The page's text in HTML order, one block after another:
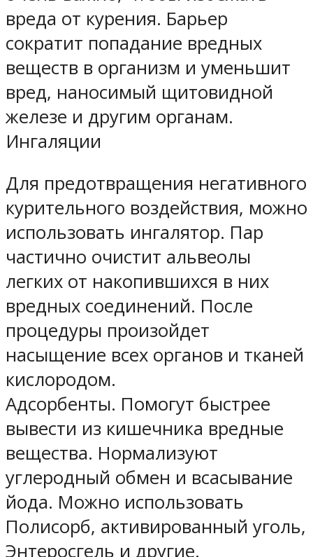
вреда от курения. Барьер
сократит попадание вредных
веществ в организм и уменьшит
вред, наносимый щитовидной
железе и другим органам.
Ингаляции
Для предотвращения негативного
курительного воздействия, можно
использовать ингалятор. Пар
частично очистит альвеолы
легких от накопившихся в них
вредных соединений. После
процедуры произойдет
насыщение всех органов и тканей
кислородом.
Адсорбенты. Помогут быстрее
вывести из кишечника вредные
вещества. Нормализуют
углеродный обмен и всасывание
йода. Можно использовать
Полисорб, активированный уголь,
Энтеросгель и другие.